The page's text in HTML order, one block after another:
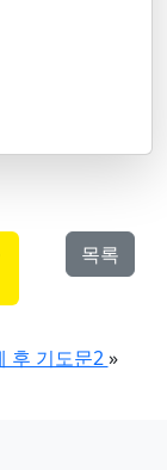
목록
후 기도문2»